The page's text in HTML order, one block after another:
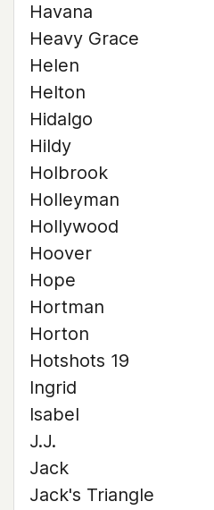
Havana
Heavy Grace
Helen
Helton
Hidalgo
Hildy
Holbrook
Holleyman
Hollywood
Hoover
Hope
Hortman
Horton
Hotshots 19
Ingrid
Isabel
J.J.
Jack
Jack's Triangle